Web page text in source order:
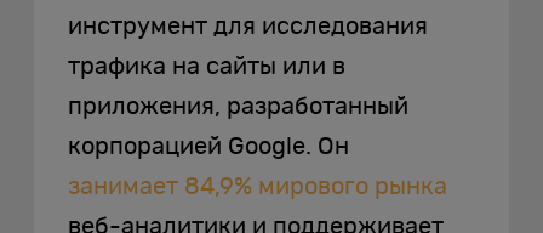
инструмент для исследования
трафика на сайты или в
приложения, разработанный
корпорацией Google. Он
занимает 84,9% мирового рынка
веб-аналитики и поддерживает